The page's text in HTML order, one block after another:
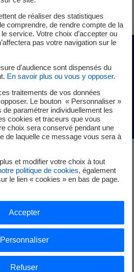
Agir
le 1er poste consommateur
d’une commune. EDF dispose
et des interactions à
système énergétique ou d'un
les consommations.
de réaliser des statistiques
comprendre, de rendre compte de la
service. Votre choix d’accepter ou
pas votre navigation sur le
d'audience sont dispensés du
En savoir plus ou vous y opposer.
traitements de vos données
Le bouton « Personnaliser »
paramétrer individuellement les
cookies et traceurs que vous
choix sera conservé pendant une
de laquelle ce message vous sera à
et modifier votre choix à tout
politique de cookies, également
le lien « cookies » en bas de page.
Refuser
Personnaliser
Accepter